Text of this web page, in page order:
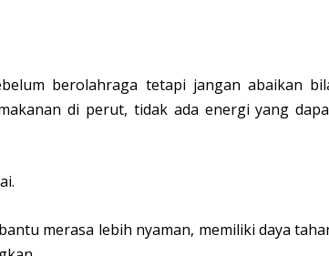
berolahraga tetapi jangan abaikan
di perut, tidak ada energi yang
merasa lebih nyaman, memiliki daya